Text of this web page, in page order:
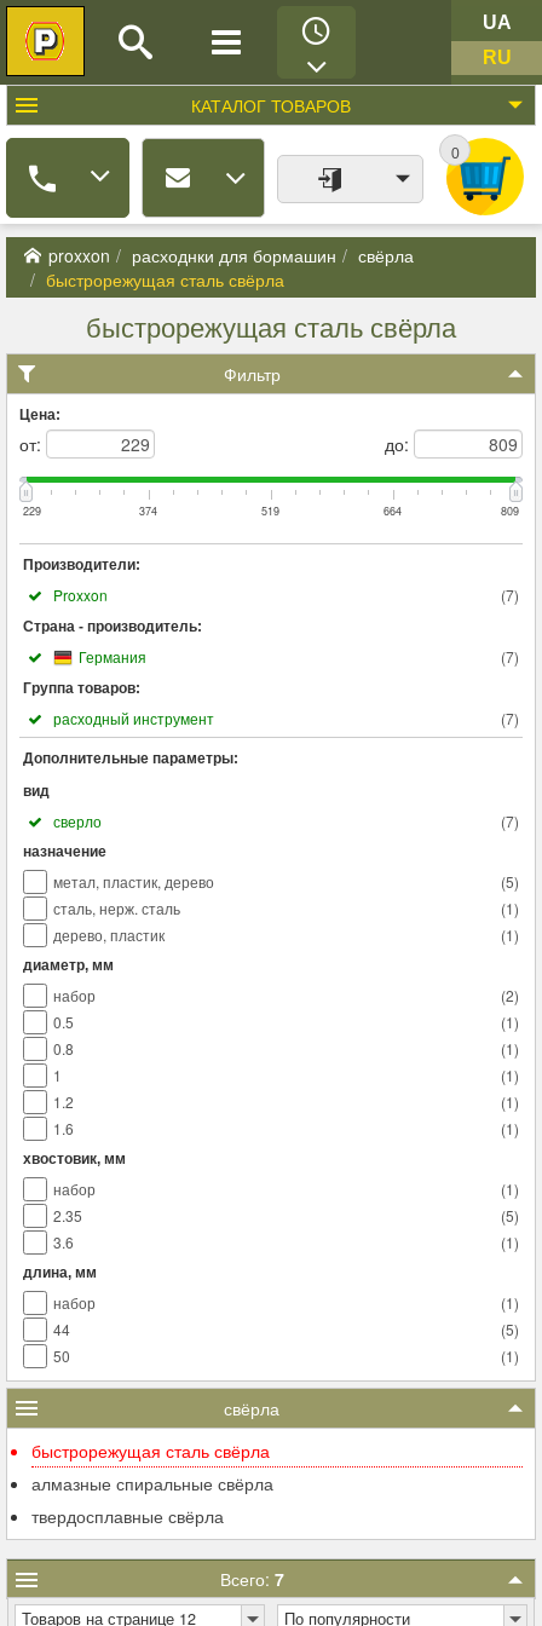
UA
RU
КАТАЛОГ ТОВАРОВ
0
proxxon расходнки для бормашин
свёрла
быстрорежущая сталь свёрла
быстрорежущая сталь свёрла
Фильтр
Цена:
от: до:
229 374 519 664 809
Производители:
(7)
Proxxon
Страна - производитель:
(7)
Германия
Группа товаров:
(7)
расходный инструмент
Дополнительные параметры:
вид
(7)
сверло
назначение
(5)
метал, пластик, дерево
(1)
сталь, нерж. сталь
(1)
дерево, пластик
диаметр, мм
(2)
набор
(1)
0.5
(1)
0.8
(1)
1
(1)
1.2
(1)
1.6
хвостовик, мм
(1)
набор
(5)
2.35
(1)
3.6
длина, мм
(1)
набор
(5)
44
(1)
50
свёрла
быстрорежущая сталь свёрла
алмазные спиральные свёрла
твердосплавные свёрла
Всего: 7
Товаров на странице 12 По популярности